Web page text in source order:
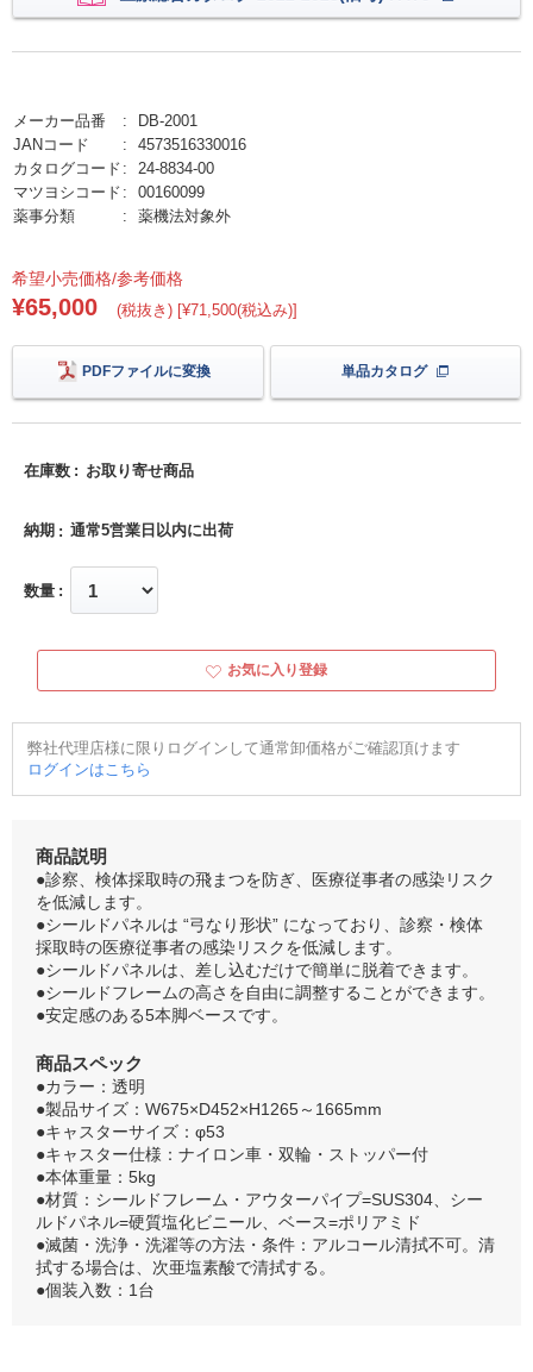
メーカー品番
DB-2001
JANコード
4573516330016
カタログコード
24-8834-00
マツヨシコード
00160099
薬事分類
薬機法対象外
希望小売価格/参考価格
¥65,000 (税抜き) [¥71,500(税込み)]
PDFファイルに変換 単品カタログ
在庫数 お取り寄せ商品
納期 通常5営業日以内に出荷
数量
お気に入り登録
弊社代理店様に限りログインして通常卸価格がご確認頂けます
ログインはこちら
商品説明
●診察、検体採取時の飛まつを防ぎ、医療従事者の感染リスク
を低減します。
●シールドパネルは “弓なり形状” になっており、診察・検体
採取時の医療従事者の感染リスクを低減します。
●シールドパネルは、差し込むだけで簡単に脱着できます。
●シールドフレームの高さを自由に調整することができます。
●安定感のある5本脚ベースです。
商品スペック
●カラー：透明
●製品サイズ：W675×D452×H1265～1665mm
●キャスターサイズ：φ53
●キャスター仕様：ナイロン車・双輪・ストッパー付
●本体重量：5kg
●材質：シールドフレーム・アウターパイプ=SUS304、シー
ルドパネル=硬質塩化ビニール、ベース=ポリアミド
●滅菌・洗浄・洗濯等の方法・条件：アルコール清拭不可。清
拭する場合は、次亜塩素酸で清拭する。
●個装入数：1台